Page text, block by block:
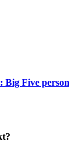
Big Five